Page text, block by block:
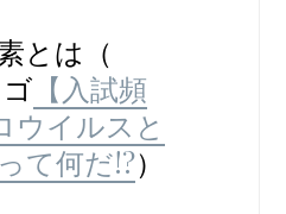
とは（
【入試頻
ウイルスと
て何だ!?）